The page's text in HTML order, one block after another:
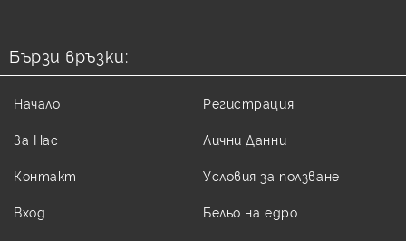
Бързи връзки:
Начало
За Нас
Контакт
Вход
Регистрация
Лични Данни
Условия за ползване
Бельо на едро